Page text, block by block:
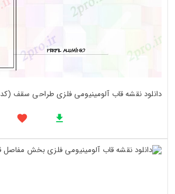
دانلود نقشه قاب آلومینیومی فلزی طراحی سقف (کد55779)